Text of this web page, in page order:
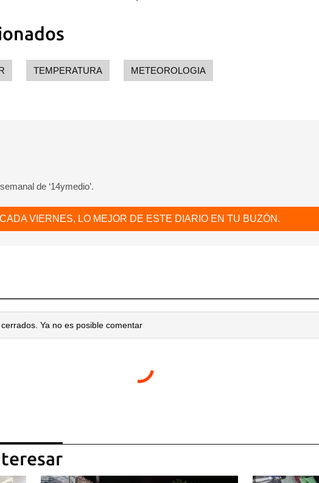
poder guardar como favorito, primero has de iniciar sesión con tu
TEMPERATURA METEOROLOGIA
de ‘14ymedio’.
CADA VIERNES, LO MEJOR DE ESTE DIARIO EN TU BUZÓN.
Ya no es posible comentar